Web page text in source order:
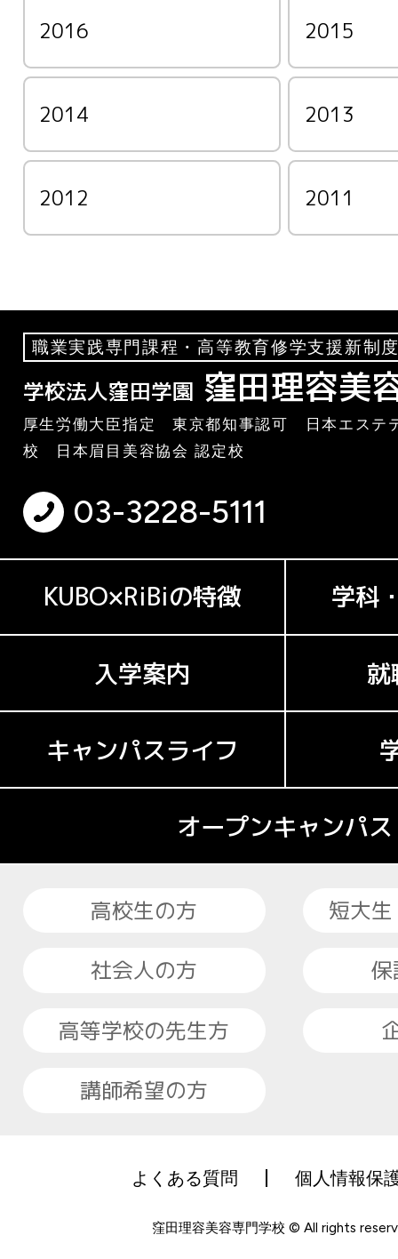
2016 2015
2014 2013
2012 2011
職業実践専門課程・高等教育修学支援新制
学校法人窪田学園 窪田理容美
厚生労働大臣指定 東京都知事認可 日本エステ
校 日本眉目美容協会 認定校
03-3228-5111
KUBO×RiBiの特徴 学科
入学案内
キャンパスライフ
オープンキャンパス
高校生の方
短大
社会人の方
高等学校の先生方
講師希望の方
よくある質問 個人情報保
窪田理容美容専門学校 © All rights